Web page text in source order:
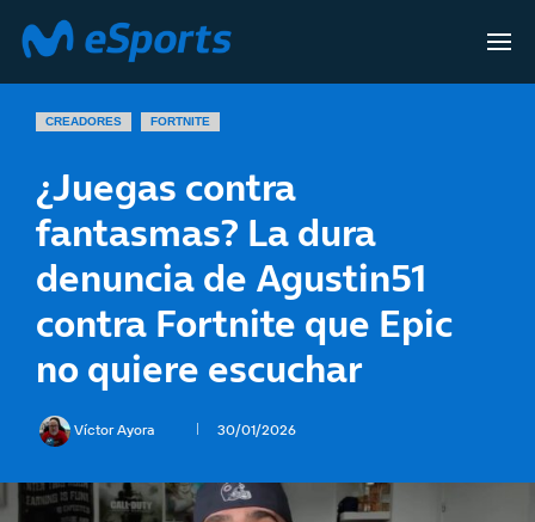
CREADORES FORTNITE
¿Juegas contra
fantasmas? La dura
denuncia de Agustin51
contra Fortnite que Epic
no quiere escuchar
Víctor Ayora 30/01/2026